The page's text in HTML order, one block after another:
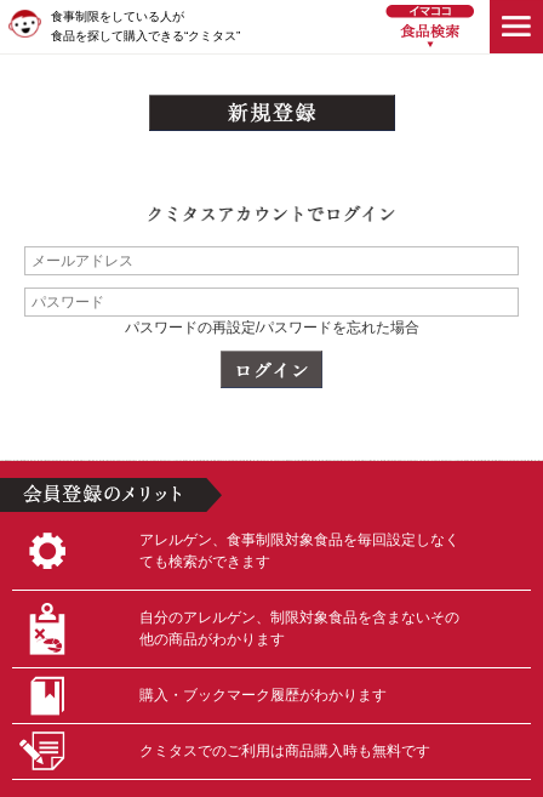
食事制限をしている人が
食品を探して購入できる“クミタス”
パスワードの再設定/パスワードを忘れた場合
アレルゲン、食事制限対象食品を毎回設定しなく
ても検索ができます
自分のアレルゲン、制限対象食品を含まないその
他の商品がわかります
購入・ブックマーク履歴がわかります
クミタスでのご利用は商品購入時も無料です